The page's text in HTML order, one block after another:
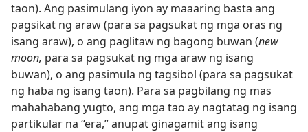
taon). Ang pasimulang iyon ay maaaring basta ang
pagsikat ng araw (para sa pagsukat ng mga oras ng
isang araw), o ang paglitaw ng bagong buwan (new
moon, para sa pagsukat ng mga araw ng isang
buwan), o ang pasimula ng tagsibol (para sa pagsukat
ng haba ng isang taon). Para sa pagbilang ng mas
mahahabang yugto, ang mga tao ay nagtatag ng isang
partikular na “era,” anupat ginagamit ang isang